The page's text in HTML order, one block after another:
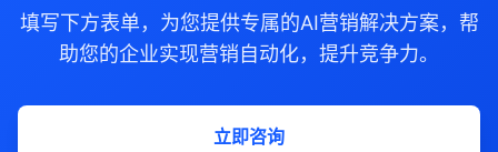
填写下方表单，为您提供专属的AI营销解决方案，帮
助您的企业实现营销自动化，提升竞争力。
立即咨询